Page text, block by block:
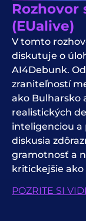
Rozhovor
(EUalive)
V tomto
diskutuje o
AI4Debunk.
zraniteľností
ako Bulharsko
realistických
inteligenciou
diskusia
gramotnosť a
kritickejšie
POZRITE SI